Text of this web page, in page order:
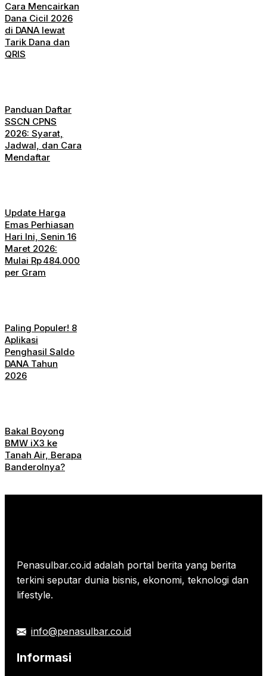
Cara Mencairkan
Dana Cicil 2026
di DANA lewat
Tarik Dana dan
QRIS
Panduan Daftar
SSCN CPNS
2026: Syarat,
Jadwal, dan Cara
Mendaftar
Update Harga
Emas Perhiasan
Hari Ini, Senin 16
Maret 2026:
Mulai Rp 484.000
per Gram
Paling Populer! 8
Aplikasi
Penghasil Saldo
DANA Tahun
2026
Bakal Boyong
BMW iX3 ke
Tanah Air, Berapa
Banderolnya?
Penasulbar.co.id adalah portal berita yang berita
terkini seputar dunia bisnis, ekonomi, teknologi dan
lifestyle.
info@penasulbar.co.id
Informasi